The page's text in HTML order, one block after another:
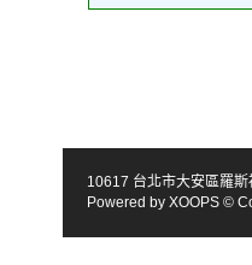
10617 台北市大安區羅
Powered by XOOPS ©